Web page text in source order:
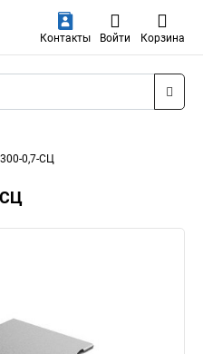
Контакты Войти Корзина
0,7-СЦ